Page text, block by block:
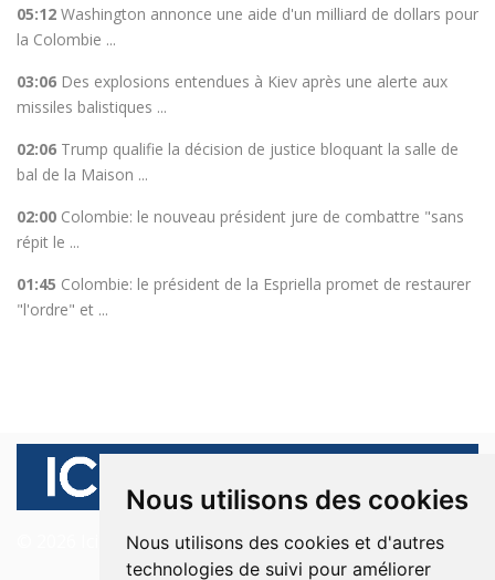
Nous utilisons des cookies
Nous utilisons des cookies et d'autres
technologies de suivi pour améliorer
05:12 Washington annonce une aide d'un milliard de dollars pour
la Colombie ...
03:06 Des explosions entendues à Kiev après une alerte aux
missiles balistiques ...
02:06 Trump qualifie la décision de justice bloquant la salle de
bal de la Maison ...
02:00 Colombie: le nouveau président jure de combattre "sans
répit le ...
01:45 Colombie: le président de la Espriella promet de restaurer
"l'ordre" et ...
© 2026 Ici Beyrouth. Tous les droits sont réservés.